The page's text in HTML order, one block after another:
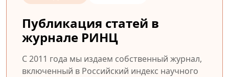
Публикация статей в
журнале РИНЦ
С 2011 года мы издаем собственный журнал,
включенный в Российский индекс научного